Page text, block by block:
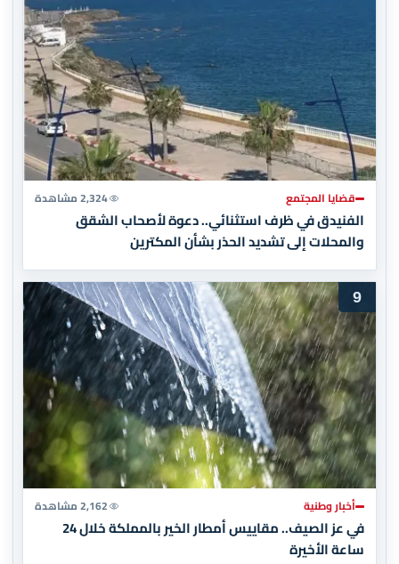
قضايا المجتمع 2,324 مشاهدة
الفنيدق في ظرف استثنائي.. دعوة لأصحاب الشقق
والمحلات إلى تشديد الحذر بشأن المكترين
9
أخبار وطنية 2,162 مشاهدة
في عز الصيف.. مقاييس أمطار الخير بالمملكة خلال 24
ساعة الأخيرة